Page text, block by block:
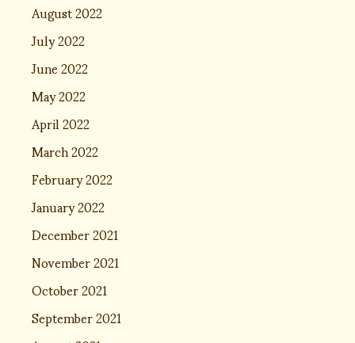
August 2022
July 2022
June 2022
May 2022
April 2022
March 2022
February 2022
January 2022
December 2021
November 2021
October 2021
September 2021